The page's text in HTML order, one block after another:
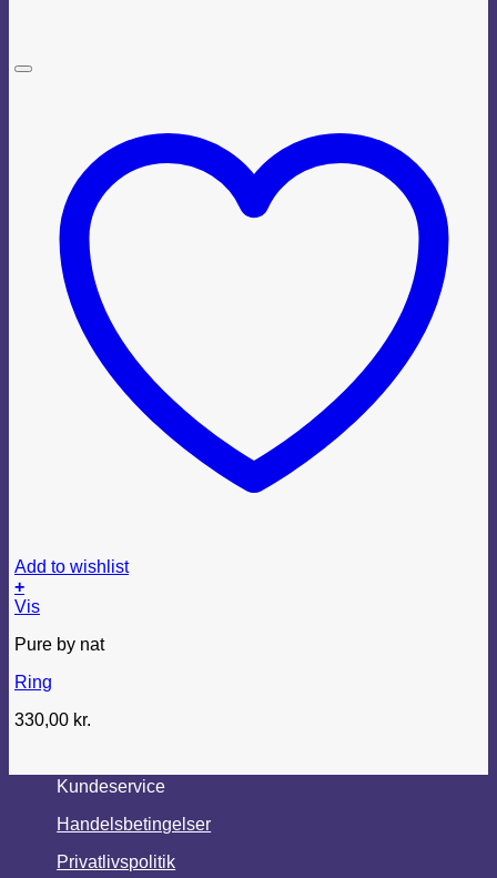
Add to wishlist
+
Vis
Pure by nat
Ring
330,00 kr.
Kundeservice
Handelsbetingelser
Privatlivspolitik